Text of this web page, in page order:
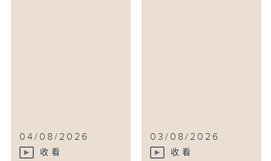
04/08/2026
收看
03/08/2026
收看